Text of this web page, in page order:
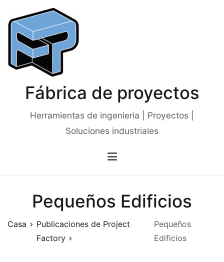
contenido
Fábrica de proyectos
Herramientas de ingeniería | Proyectos |
Soluciones industriales
Pequeños Edificios
Casa
Publicaciones de Project
Factory
Pequeños
Edificios